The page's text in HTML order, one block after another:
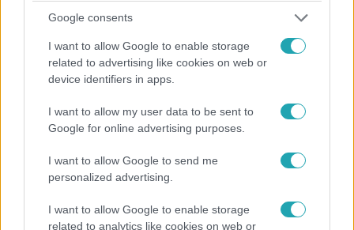
Google consents
I want to allow Google to enable storage
related to advertising like cookies on web or
device identifiers in apps.
I want to allow my user data to be sent to
Google for online advertising purposes.
I want to allow Google to send me
personalized advertising.
I want to allow Google to enable storage
related to analytics like cookies on web or
Krusovszky Dénessel a Budapest Nagyregényről,
bohémságról, irodalomról és néhány kamu füves
November 17-én jelenik meg a Budapest Nagyregény,
járják körül a szerzők, a hazai irodalom 23 ismert alakja. A
második kerület Krusovszky Dénesé: a szerzővel egy
Kádár-kori, pesthidegkúti mintaprojektről, a
munkásőrökkel való riogatásról, az irodalompolitika
és a példányszám-paráról is beszélgettünk.
2:03